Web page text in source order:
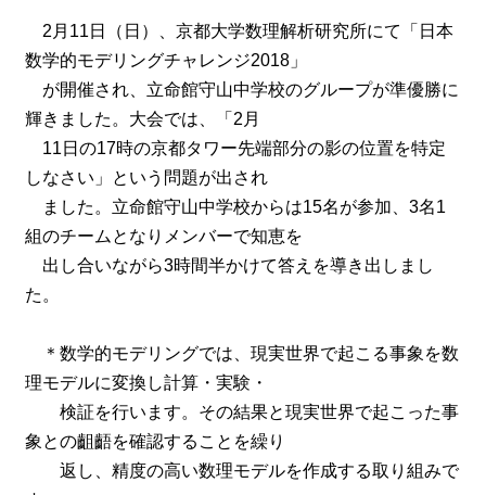
2月11日（日）、京都大学数理解析研究所にて「日本
数学的モデリングチャレンジ2018」
が開催され、立命館守山中学校のグループが準優勝に
輝きました。大会では、「2月
11日の17時の京都タワー先端部分の影の位置を特定
しなさい」という問題が出され
ました。立命館守山中学校からは15名が参加、3名1
組のチームとなりメンバーで知恵を
出し合いながら3時間半かけて答えを導き出しまし
た。
＊数学的モデリングでは、現実世界で起こる事象を数
理モデルに変換し計算・実験・
検証を行います。その結果と現実世界で起こった事
象との齟齬を確認することを繰り
返し、精度の高い数理モデルを作成する取り組みで